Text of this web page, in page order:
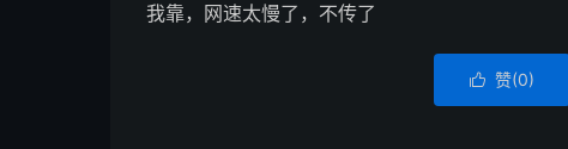
我靠，网速太慢了，不传了
 赞(0)